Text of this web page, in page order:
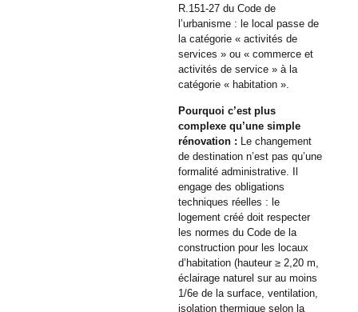
R.151-27 du Code de
l’urbanisme : le local passe de
la catégorie « activités de
services » ou « commerce et
activités de service » à la
catégorie « habitation ».
Pourquoi c’est plus
complexe qu’une simple
rénovation : Le changement
de destination n’est pas qu’une
formalité administrative. Il
engage des obligations
techniques réelles : le
logement créé doit respecter
les normes du Code de la
construction pour les locaux
d’habitation (hauteur ≥ 2,20 m,
éclairage naturel sur au moins
1/6e de la surface, ventilation,
isolation thermique selon la